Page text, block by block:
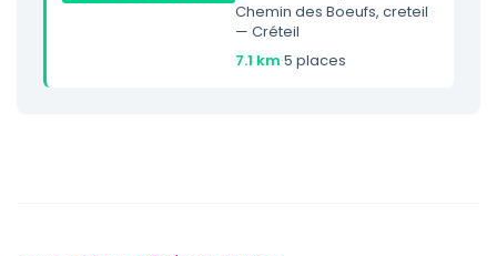
Chemin des Boeufs, creteil
— Créteil
7.1 km·5 places